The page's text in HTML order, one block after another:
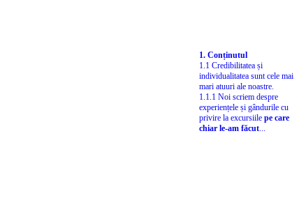
1. Conținutul
1.1 Credibilitatea și
individualitatea sunt cele mai
mari atuuri ale noastre.
1.1.1 Noi scriem despre
experiențele și gândurile cu
privire la excursiile pe care
chiar le-am făcut...